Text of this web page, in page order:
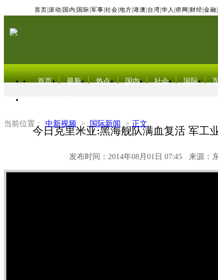
首页 滚动 国内 国际 军事 社会 地方 港澳 台湾 华人 侨网 财经 金融
首页 最新 热点 国内 社会 国际
当前位置： 中新视频 > 国际新闻 > 正文
今日克里米亚:黑海舰队满血复活 军工
发布时间：2014年08月01日 07:45 来源：